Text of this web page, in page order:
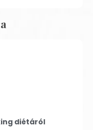
diétáról